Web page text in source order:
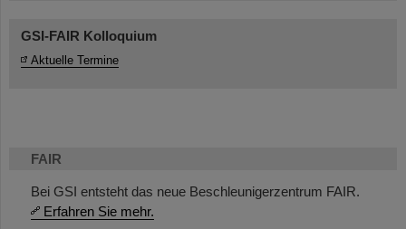
FAIR
Bei GSI entsteht das neue Beschleunigerzentrum FAIR.
Erfahren Sie mehr.
GSI-FAIR Kolloquium
Aktuelle Termine